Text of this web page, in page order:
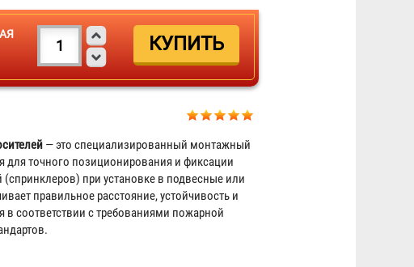
— это специализированный монтажный
для точного позиционирования и фиксации
при установке в подвесные или
правильное расстояние, устойчивость и
в соответствии с требованиями пожарной
Защитная решетка для